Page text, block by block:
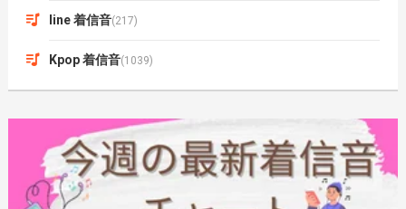
line 着信音(217)
Kpop 着信音(1039)